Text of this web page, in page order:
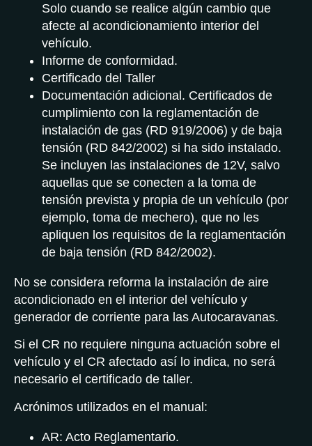
Solo cuando se realice algún cambio que
afecte al acondicionamiento interior del
vehículo.
Informe de conformidad.
Certificado del Taller
Documentación adicional. Certificados de
cumplimiento con la reglamentación de
instalación de gas (RD 919/2006) y de baja
tensión (RD 842/2002) si ha sido instalado.
Se incluyen las instalaciones de 12V, salvo
aquellas que se conecten a la toma de
tensión prevista y propia de un vehículo (por
ejemplo, toma de mechero), que no les
apliquen los requisitos de la reglamentación
de baja tensión (RD 842/2002).
No se considera reforma la instalación de aire
acondicionado en el interior del vehículo y
generador de corriente para las Autocaravanas.
Si el CR no requiere ninguna actuación sobre el
vehículo y el CR afectado así lo indica, no será
necesario el certificado de taller.
Acrónimos utilizados en el manual:
AR: Acto Reglamentario.